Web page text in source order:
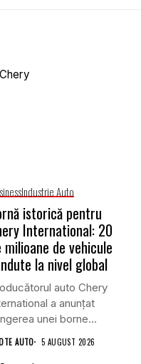
Industrie Auto
istorică pentru
International: 20
milioane de vehicule
la nivel global
auto Chery
a anunțat
unei borne
în industria...
AUTO 5 AUGUST 2026